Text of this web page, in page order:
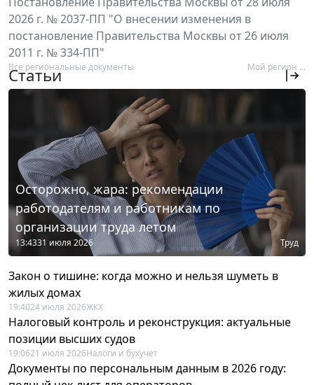
2026 г. № 2037-ПП "О внесении изменения в
постановление Правительства Москвы от 26 июля
2011 г. № 334-ПП"
Все региональные документы Мой регион ...
Статьи
Осторожно, жара: рекомендации
работодателям и работникам по
организации труда летом
13:4331 июля 2026 Труд
Закон о тишине: когда можно и нельзя шуметь в
жилых домах
19:4024 июля 2026ЖКХ
Налоговый контроль и реконструкция: актуальные
позиции высших судов
19:0621 июля 2026Налоги и бухучет
Документы по персональным данным в 2026 году: